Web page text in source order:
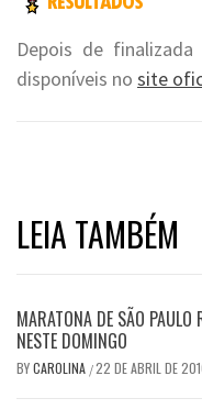
Depois de
disponíveis no site
LEIA TAMBÉM
MARATONA DE SÃO PAULO
NESTE DOMINGO
BYCAROLINA /22 DE ABRIL DE